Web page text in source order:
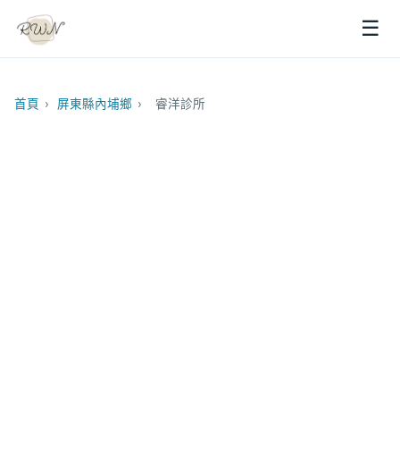
☰
首頁 › 屏東縣內埔鄉 › 睿洋診所